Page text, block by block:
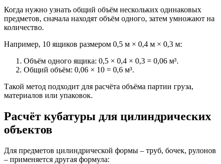
Когда нужно узнать общий объём нескольких одинаковых
предметов, сначала находят объём одного, затем умножают на
количество.
Например, 10 ящиков размером 0,5 м × 0,4 м × 0,3 м:
Объём одного ящика: 0,5 × 0,4 × 0,3 = 0,06 м³.
Общий объём: 0,06 × 10 = 0,6 м³.
Такой метод подходит для расчёта объёма партии груза,
материалов или упаковок.
Расчёт кубатуры для цилиндрических
объектов
Для предметов цилиндрической формы – труб, бочек, рулонов
– применяется другая формула: